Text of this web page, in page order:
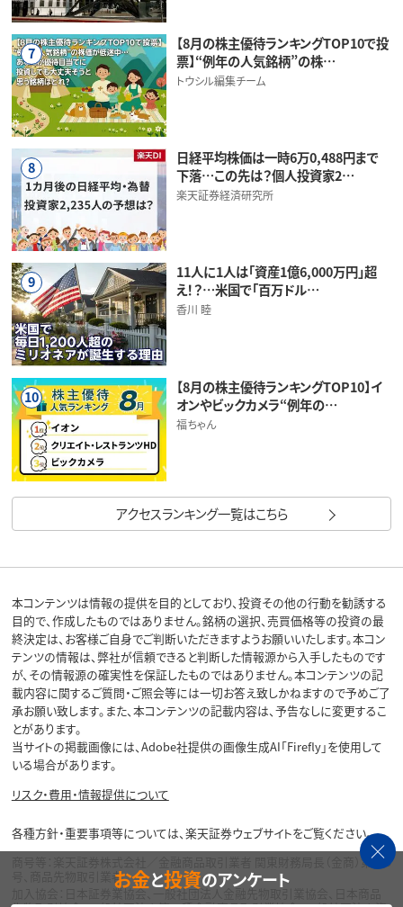
7
【8月の株主優待ランキングTOP10で投
票】“例年の人気銘柄”の株…
トウシル編集チーム
8
日経平均株価は一時6万0,488円まで
下落…この先は？個人投資家2…
楽天証券経済研究所
9
11人に1人は「資産1億6,000万円」超
え！？…米国で「百万ドル…
香川 睦
10
【8月の株主優待ランキングTOP10】イ
オンやビックカメラ“例年の…
福ちゃん
アクセスランキング一覧はこちら
本コンテンツは情報の提供を目的としており、投資その他の行動を勧誘する
目的で、作成したものではありません。銘柄の選択、売買価格等の投資の最
終決定は、お客様ご自身でご判断いただきますようお願いいたします。本コン
テンツの情報は、弊社が信頼できると判断した情報源から入手したものです
が、その情報源の確実性を保証したものではありません。本コンテンツの記
載内容に関するご質問・ご照会等には一切お答え致しかねますので予めご了
承お願い致します。また、本コンテンツの記載内容は、予告なしに変更するこ
とがあります。
当サイトの掲載画像には、Adobe社提供の画像生成AI「Firefly」を使用して
いる場合があります。
リスク・費用・情報提供について
各種方針・重要事項等については、楽天証券ウェブサイトをご覧ください。
商号等：楽天証券株式会社／金融商品取引業者 関東財務局長（金商）第195
号、商品先物取引業者
加入協会：日本証券業協会、一般社団法人金融先物取引業協会、日本商品
お金と投資のアンケート